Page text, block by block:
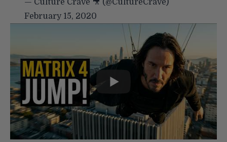
— Culture Crave 🎥 (@CultureCrave)
February 15, 2020